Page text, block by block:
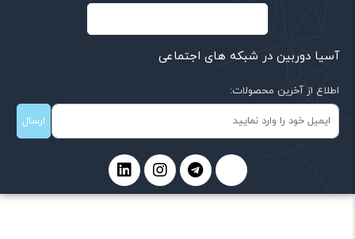
آسیا دوربین در شبکه های اجتماعی
اطلاع از آخرین محصولات:
ارسال